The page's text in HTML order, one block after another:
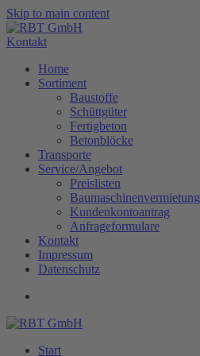
Skip to main content
Kontakt
Home
Sortiment
Baustoffe
Schüttgüter
Fertigbeton
Betonblöcke
Transporte
Service/Angebot
Preislisten
Baumaschinenvermietung
Kundenkontoantrag
Anfrageformulare
Kontakt
Impressum
Datenschutz
Start